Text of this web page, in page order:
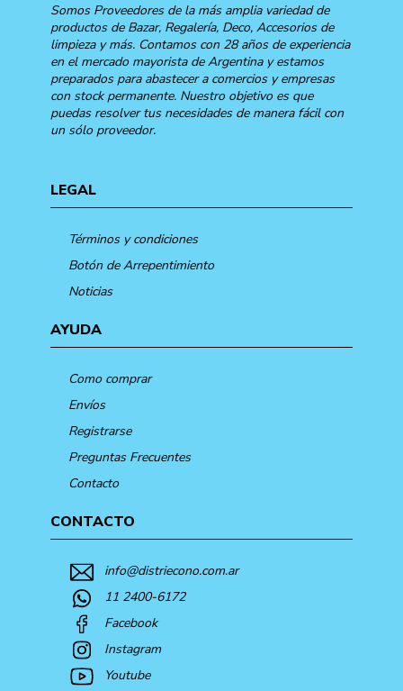
Somos Proveedores de la más amplia variedad de
productos de Bazar, Regalería, Deco, Accesorios de
limpieza y más. Contamos con 28 años de experiencia
en el mercado mayorista de Argentina y estamos
preparados para abastecer a comercios y empresas
con stock permanente. Nuestro objetivo es que
puedas resolver tus necesidades de manera fácil con
un sólo proveedor.
LEGAL
Términos y condiciones
Botón de Arrepentimiento
Noticias
AYUDA
Como comprar
Envíos
Registrarse
Preguntas Frecuentes
Contacto
CONTACTO
info@distriecono.com.ar
11 2400-6172
Facebook
Instagram
Youtube